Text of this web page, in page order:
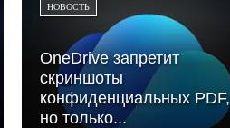
НОВОСТЬ
OneDrive запретит
скриншоты
конфиденциальных PDF,
но только...